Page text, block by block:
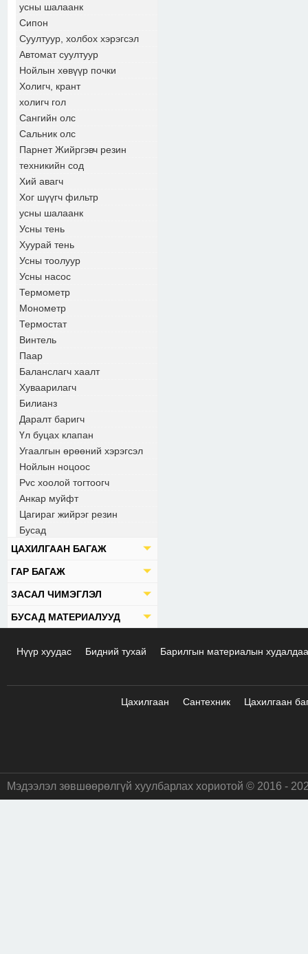
усны шалаанк
Сипон
Суултуур, холбох хэрэгсэл
Автомат суултуур
Нойлын хөвүүр почки
Холигч, крант
холигч гол
Сангийн олс
Сальник олс
Парнет Жийргэвч резин
техникийн сод
Хий авагч
Хог шүүгч фильтр
усны шалаанк
Усны тень
Хуурай тень
Усны тоолуур
Усны насос
Термометр
Монометр
Термостат
Винтель
Паар
Баланслагч хаалт
Хуваарилагч
Билианз
Даралт баригч
Үл буцах клапан
Угаалгын өрөөний хэрэгсэл
Нойлын ноцоос
Pvc хоолой тогтоогч
Анкар муйфт
Цагираг жийрэг резин
Бусад
ЦАХИЛГААН БАГАЖ
ГАР БАГАЖ
ЗАСАЛ ЧИМЭГЛЭЛ
БУСАД МАТЕРИАЛУУД
Нүүр хуудас Бидний тухай Барилгын материалын
Цахилгаан Сантехник Цахилгаан
Мэдээлэл зөвшөөрөлгүй хуулбарлах хориотой © 2016 -